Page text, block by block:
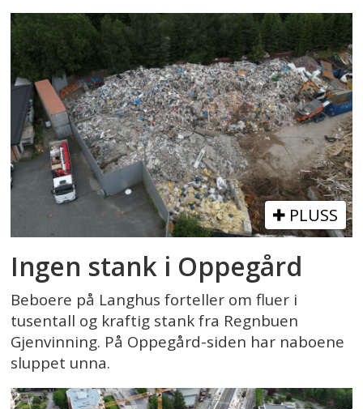
PLUSS
Ingen stank i Oppegård
Beboere på Langhus forteller om fluer i
tusentall og kraftig stank fra Regnbuen
Gjenvinning. På Oppegård-siden har naboene
sluppet unna.